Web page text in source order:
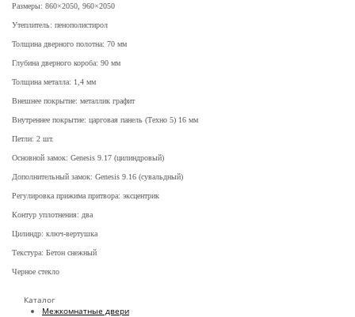
Размеры: 860×2050, 960×2050
Утеплитель: пенополистирол
Толщина дверного полотна: 70 мм
Глубина дверного короба: 90 мм
Толщина металла: 1,4 мм
Внешнее покрытие: металлик графит
Внутреннее покрытие: царговая панель (Техно 5) 16 мм
Петли: 2 шт.
Основной замок: Genesis 9.17 (цилиндровый)
Дополнительный замок: Genesis 9.16 (сувальдный)
Регулировка прижима притвора: эксцентрик
Контур уплотнения: два
Цилиндр: ключ-вертушка
Текстура: Бетон снежный
Черное стекло
Каталог
Межкомнатные двери